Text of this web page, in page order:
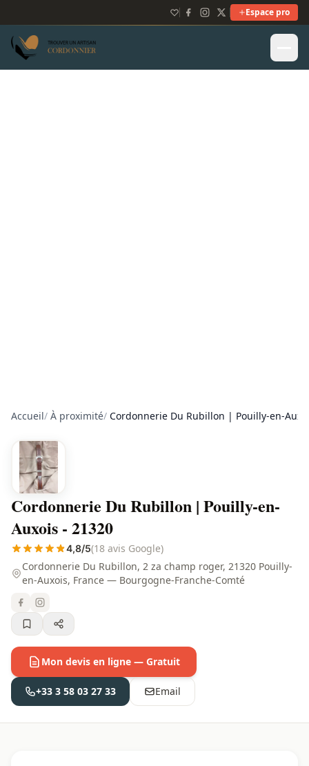
Espace pro
Accueil/ À proximité/ Cordonnerie Du Rubillon | Pouilly-en-
Cordonnerie Du Rubillon | Pouilly-en-
Auxois - 21320
4,8/5(18 avis Google)
Cordonnerie Du Rubillon, 2 za champ roger, 21320 Pouilly-
en-Auxois, France — Bourgogne-Franche-Comté
Mon devis en ligne — Gratuit
+33 3 58 03 27 33 Email